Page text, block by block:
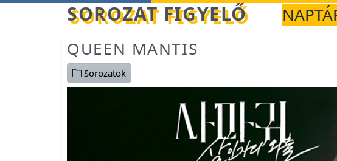
Betöltés... SOROZAT FIGYELŐ
QUEEN MANTIS
Sorozatok